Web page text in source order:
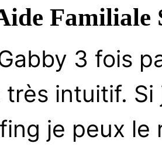
Familiale
3 fois
intuitif.
je peux le